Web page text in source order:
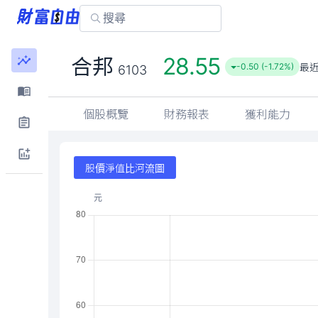
合邦 6103 28.55 -0.50 (-1.72%) 最
個股概覽 財務報表 獲利能力
股價淨值比河流圖